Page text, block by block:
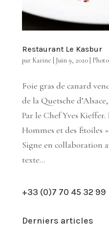
Restaurant Le Kasbur
par Karine Juin 9, 2020|
Foie gras de canard
de la Quetsche
Par le Chef Yves
Hommes et des Étoiles
Signe en collaboration
texte...
+33 (0)7 70 45 32 99
Derniers articles